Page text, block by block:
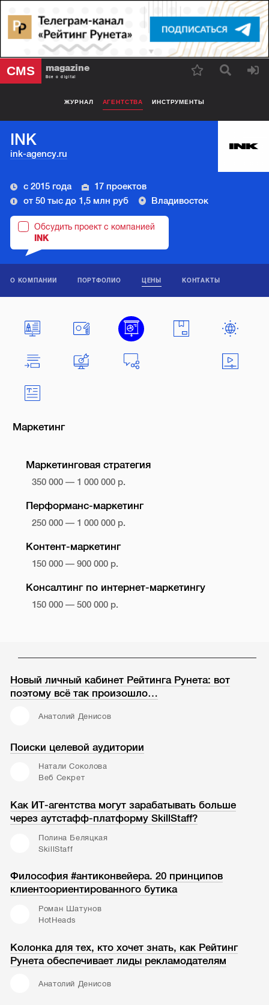
CMS magazine
Все о digital
ЖУРНАЛ АГЕНТСТВА ИНСТРУМЕНТЫ
INK
ink-agency.ru
с 2015 года
17 проектов
от 50 тыс до 1,5 млн руб
Владивосток
Обсудить проект с компанией
INK
О КОМПАНИИ ПОРТФОЛИО ЦЕНЫ КОНТАКТЫ
Маркетинг
Маркетинговая стратегия
350 000 — 1 000 000 р.
Перформанс-маркетинг
250 000 — 1 000 000 р.
Контент-маркетинг
150 000 — 900 000 р.
Консалтинг по интернет-маркетингу
150 000 — 500 000 р.
Новый личный кабинет Рейтинга Рунета: вот
поэтому всё так произошло…
Анатолий Денисов
Поиски целевой аудитории
Натали Соколова
Веб Секрет
Как ИТ-агентства могут зарабатывать больше
через аутстафф-платформу SkillStaff?
Полина Беляцкая
SkillStaff
Философия #антиконвейера. 20 принципов
клиентоориентированного бутика
Роман Шатунов
HotHeads
Колонка для тех, кто хочет знать, как Рейтинг
Рунета обеспечивает лиды рекламодателям
Анатолий Денисов